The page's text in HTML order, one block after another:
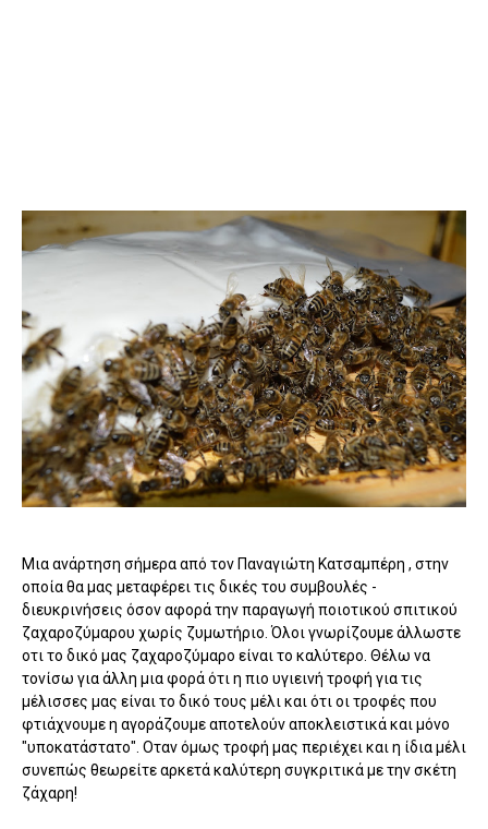
Mια ανάρτηση σήμερα από τον Παναγιώτη Κατσαμπέρη , στην
οποία θα μας μεταφέρει τις δικές του συμβουλές -
διευκρινήσεις όσον αφορά την παραγωγή ποιοτικού σπιτικού
ζαχαροζύμαρου χωρίς ζυμωτήριο. Όλοι γνωρίζουμε άλλωστε
οτι το δικό μας ζαχαροζύμαρο είναι το καλύτερο. Θέλω να
τονίσω για άλλη μια φορά ότι η πιο υγιεινή τροφή για τις
μέλισσες μας είναι το δικό τους μέλι και ότι οι τροφές που
φτιάχνουμε η αγοράζουμε αποτελούν αποκλειστικά και μόνο
"υποκατάστατο". Οταν όμως τροφή μας περιέχει και η ίδια μέλι
συνεπώς θεωρείτε αρκετά καλύτερη συγκριτικά με την σκέτη
ζάχαρη!